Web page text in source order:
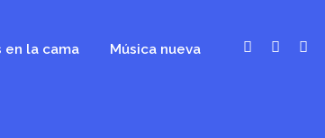
en la cama Música nueva